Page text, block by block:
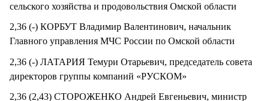
сельского хозяйства и продовольствия Омской области
2,36 (-) КОРБУТ Владимир Валентинович, начальник
Главного управления МЧС России по Омской области
2,36 (-) ЛАТАРИЯ Темури Отарьевич, председатель совета
директоров группы компаний «РУСКОМ»
2,36 (2,43) СТОРОЖЕНКО Андрей Евгеньевич, министр